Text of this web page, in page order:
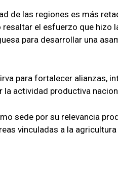
de las regiones es más
el esfuerzo que hizo
para desarrollar una
para fortalecer alianzas,
actividad productiva
sede por su relevancia
vinculadas a la